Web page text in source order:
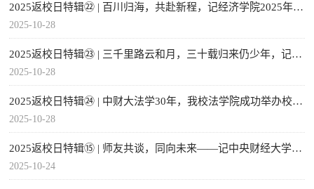
2025返校日特辑㉒ | 百川归海，共赴新程，记经济学院2025年校友秩年返校活动
2025-10-28
2025返校日特辑㉓ | 三千里路云和月，三十载归来仍少年，记我校管理科学与工程学院...
2025-10-28
2025返校日特辑㉔ | 中财大法学30年，我校法学院成功举办校友返校日活动
2025-10-28
2025返校日特辑⑮ | 师友共谈，同向未来——记中央财经大学校友返校日政府管理学院...
2025-10-24